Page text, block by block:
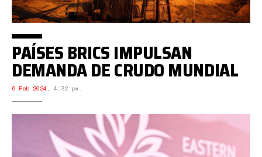
PAÍSES BRICS IMPULSAN
DEMANDA DE CRUDO MUNDIAL
6 Feb 2024 , 4:32 pm.